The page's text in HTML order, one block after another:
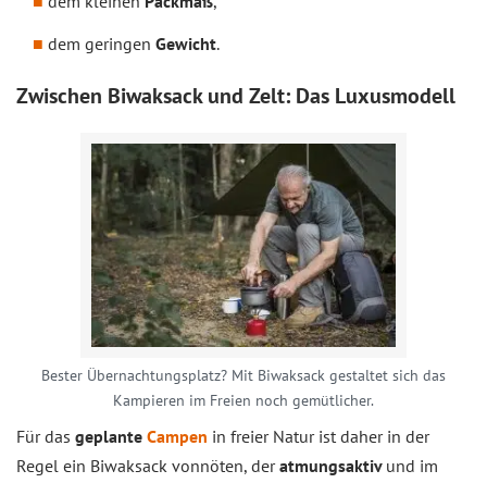
dem geringen Gewicht.
Zwischen Biwaksack und Zelt: Das Luxusmodell
Bester Übernachtungsplatz? Mit Biwaksack gestaltet sich das
Kampieren im Freien noch gemütlicher.
Für das geplante Campen in freier Natur ist daher in der
Regel ein Biwaksack vonnöten, deratmungsaktiv und im